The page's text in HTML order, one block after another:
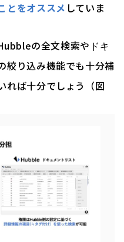
とをオススメ していま
の全文検索や ドキ
絞り込み機能でも十分補
れば十分でしょう（図